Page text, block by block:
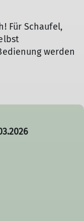
Für Schaufel,
werden